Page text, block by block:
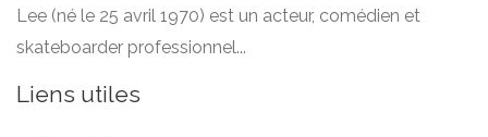
Lee (né le 25 avril 1970) est un acteur, comédien et
skateboarder professionnel...
Liens utiles